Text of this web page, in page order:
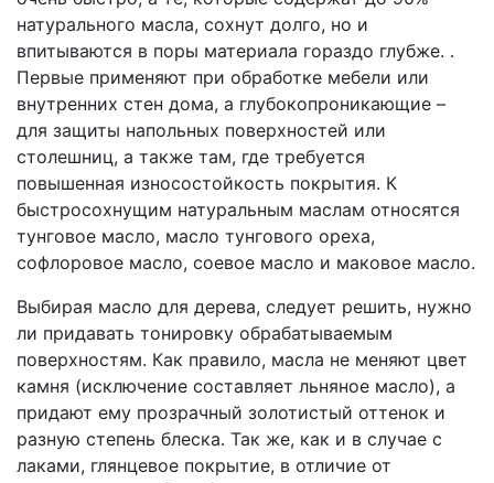
натурального масла, сохнут долго, но и
впитываются в поры материала гораздо глубже. .
Первые применяют при обработке мебели или
внутренних стен дома, а глубокопроникающие –
для защиты напольных поверхностей или
столешниц, а также там, где требуется
повышенная износостойкость покрытия. К
быстросохнущим натуральным маслам относятся
тунговое масло, масло тунгового ореха,
софлоровое масло, соевое масло и маковое масло.
Выбирая масло для дерева, следует решить, нужно
ли придавать тонировку обрабатываемым
поверхностям. Как правило, масла не меняют цвет
камня (исключение составляет льняное масло), а
придают ему прозрачный золотистый оттенок и
разную степень блеска. Так же, как и в случае с
лаками, глянцевое покрытие, в отличие от